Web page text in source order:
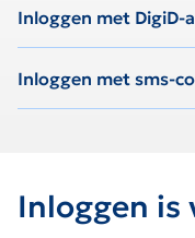
Inloggen met DigiD-
Inloggen met sms-
Inloggen is